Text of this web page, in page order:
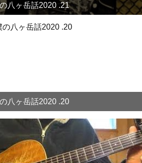
八ヶ岳話2020 .21
八ヶ岳話2020 .20